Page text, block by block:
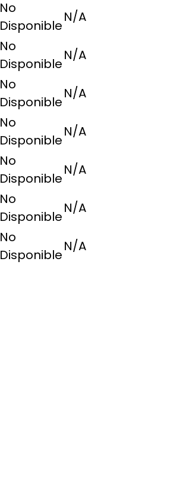
No
Disponible
N/A
No
Disponible
N/A
No
Disponible
N/A
No
Disponible
N/A
No
Disponible
N/A
No
Disponible
N/A
No
Disponible
N/A